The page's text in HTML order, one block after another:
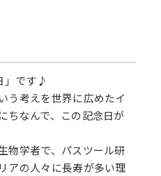
」です♪
う考えを世界に広めたイ
ちなんで、この記念日が
物学者で、パスツール研
アの人々に長寿が多い理